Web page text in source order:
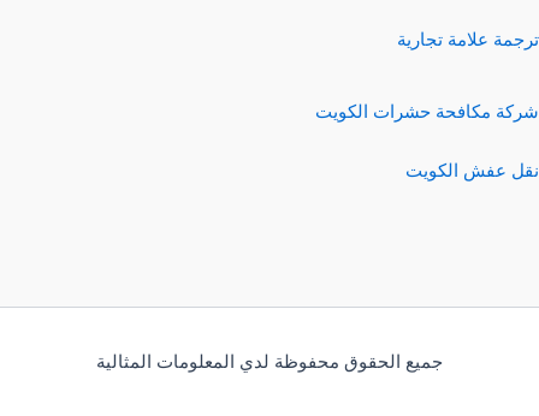
ترجمة علامة تجارية
شركة مكافحة حشرات الكويت
نقل عفش الكويت
جميع الحقوق محفوظة لدي المعلومات المثالية